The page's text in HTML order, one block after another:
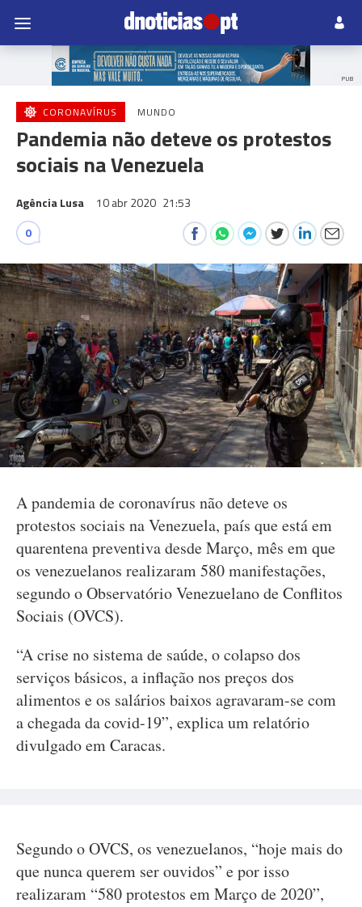
PUB
CORONAVÍRUS MUNDO
Pandemia não deteve os protestos
sociais na Venezuela
Agência Lusa 10 abr 2020 21:53
0
A pandemia de coronavírus não deteve os
protestos sociais na Venezuela, país que está em
quarentena preventiva desde Março, mês em que
os venezuelanos realizaram 580 manifestações,
segundo o Observatório Venezuelano de Conflitos
Sociais (OVCS).
“A crise no sistema de saúde, o colapso dos
serviços básicos, a inflação nos preços dos
alimentos e os salários baixos agravaram-se com
a chegada da covid-19”, explica um relatório
divulgado em Caracas.
Segundo o OVCS, os venezuelanos, “hoje mais do
que nunca querem ser ouvidos” e por isso
realizaram “580 protestos em Março de 2020”,